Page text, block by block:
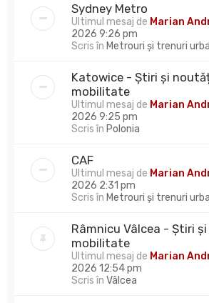
Sydney Metro
Ultimul mesaj de Marian
2026 9:26 pm
Scris în Metrouri și trenuri
Katowice - Știri și
mobilitate
Ultimul mesaj de Marian
2026 9:25 pm
Scris în Polonia
CAF
Ultimul mesaj de Marian
2026 2:31 pm
Scris în Metrouri și trenuri
Râmnicu Vâlcea - Știri
mobilitate
Ultimul mesaj de Marian
2026 12:54 pm
Scris în Vâlcea